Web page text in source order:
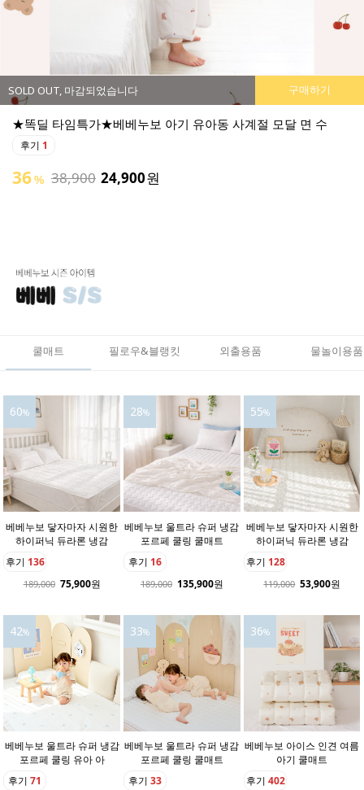
보 아기 유아동 사계절 모달 면 수
원
SOLD OUT, 마감되었습
★똑딜 타임특가★베
쿨매트 필로우&블랭킷 외출용품 물놀이용품
60%
베베누보 닿자마자 시원한
하이퍼닉 듀라론 냉감
후기 136
189,000 75,900원
28%
베베누보 울트라 슈퍼 냉감
포르페 쿨링 쿨매트
후기 16
189,000 135,900원
55%
베베누보 닿자마자 시원한
하이퍼닉 듀라론 냉감
후기 128
119,000 53,900원
42%
베베누보 울트라 슈퍼 냉감
포르페 쿨링 유아 아
후기71
33%
베베누보 울트라 슈퍼 냉감
포르페 쿨링 쿨매트
후기33
36%
베베누보 아이스 인견 여름
아기 쿨매트
후기 402